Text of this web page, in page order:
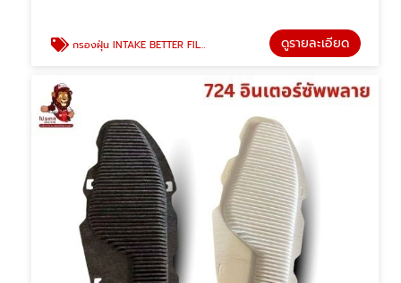
กรองฝุ่น INTAKE BETTER FILTER FOR MG VS ดูรายละเอียด